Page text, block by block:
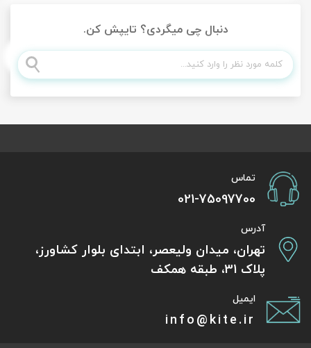
دنبال چی میگردی؟ تایپش کن.
تماس
021-75097700
آدرس
تهران، میدان ولیعصر، ابتدای بلوار کشاورز،
پلاک 31، طبقه همکف
ایمیل
info@kite.ir